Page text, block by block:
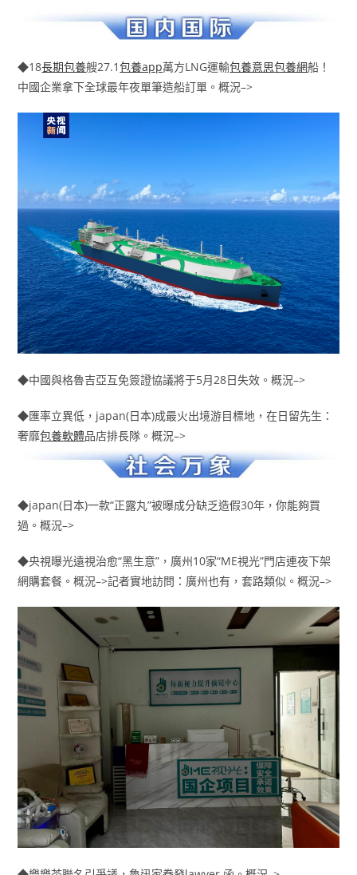
◆18長期包養艘27.1包養app萬方LNG運輸包養意思包養網船！
中國企業拿下全球最年夜單筆造船訂單。概況–>
◆中國與格魯吉亞互免簽證協議將于5月28日失效。概況–>
◆匯率立異低，japan(日本)成最火出境游目標地，在日留先生：
奢靡包養軟體品店排長隊。概況–>
◆japan(日本)一款“正露丸”被曝成分缺乏造假30年，你能夠買
過。概況–>
◆央視曝光遠視治愈“黑生意”，廣州10家“ME視光”門店連夜下架
網購套餐。概況–>記者實地訪問：廣州也有，套路類似。概況–>